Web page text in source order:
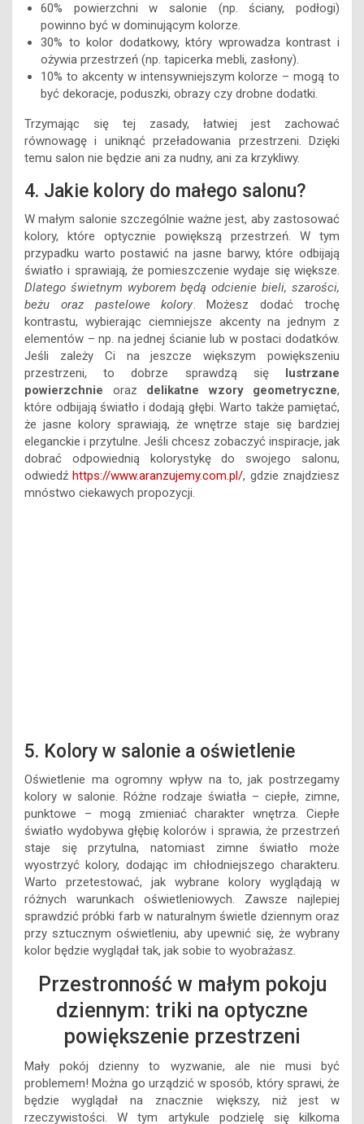
60% powierzchni w salonie (np. ściany, podłogi)
powinno być w dominującym kolorze.
30% to kolor dodatkowy, który wprowadza kontrast i
ożywia przestrzeń (np. tapicerka mebli, zasłony).
10% to akcenty w intensywniejszym kolorze – mogą to
być dekoracje, poduszki, obrazy czy drobne dodatki.
Trzymając się tej zasady, łatwiej jest zachować
równowagę i uniknąć przeładowania przestrzeni. Dzięki
temu salon nie będzie ani za nudny, ani za krzykliwy.
4. Jakie kolory do małego salonu?
W małym salonie szczególnie ważne jest, aby zastosować
kolory, które optycznie powiększą przestrzeń. W tym
przypadku warto postawić na jasne barwy, które odbijają
światło i sprawiają, że pomieszczenie wydaje się większe.
Dlatego świetnym wyborem będą odcienie bieli, szarości,
beżu oraz pastelowe kolory. Możesz dodać trochę
kontrastu, wybierając ciemniejsze akcenty na jednym z
elementów – np. na jednej ścianie lub w postaci dodatków.
Jeśli zależy Ci na jeszcze większym powiększeniu
przestrzeni, to dobrze sprawdzą się
lustrzane
powierzchnie oraz delikatne wzory geometryczne,
które odbijają światło i dodają głębi. Warto także pamiętać,
że jasne kolory sprawiają, że wnętrze staje się bardziej
eleganckie i przytulne. Jeśli chcesz zobaczyć inspiracje, jak
dobrać odpowiednią kolorystykę do swojego salonu,
odwiedź https://www.aranzujemy.com.pl/, gdzie znajdziesz
mnóstwo ciekawych propozycji.
5. Kolory w salonie a oświetlenie
Oświetlenie ma ogromny wpływ na to, jak postrzegamy
kolory w salonie. Różne rodzaje światła – ciepłe, zimne,
punktowe – mogą zmieniać charakter wnętrza. Ciepłe
światło wydobywa głębię kolorów i sprawia, że przestrzeń
staje się przytulna, natomiast zimne światło może
wyostrzyć kolory, dodając im chłodniejszego charakteru.
Warto przetestować, jak wybrane kolory wyglądają w
różnych warunkach oświetleniowych. Zawsze najlepiej
sprawdzić próbki farb w naturalnym świetle dziennym oraz
przy sztucznym oświetleniu, aby upewnić się, że wybrany
kolor będzie wyglądał tak, jak sobie to wyobrażasz.
Przestronność w małym pokoju
dziennym: triki na optyczne
powiększenie przestrzeni
Mały pokój dzienny to wyzwanie, ale nie musi być
problemem! Można go urządzić w sposób, który sprawi, że
będzie wyglądał na znacznie większy, niż jest w
rzeczywistości. W tym artykule podzielę się kilkoma